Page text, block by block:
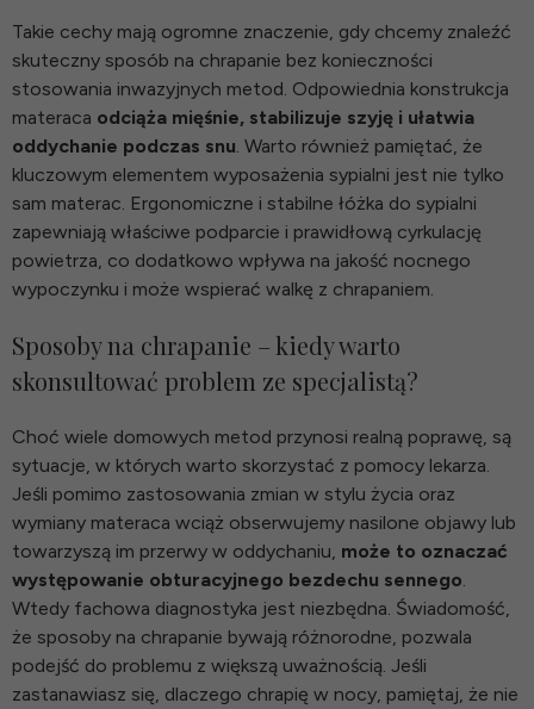
Takie cechy mają ogromne znaczenie, gdy chcemy znaleźć
skuteczny sposób na chrapanie bez konieczności
stosowania inwazyjnych metod. Odpowiednia konstrukcja
materaca odciąża mięśnie, stabilizuje szyję i ułatwia
oddychanie podczas snu . Warto również pamiętać, że
kluczowym elementem wyposażenia sypialni jest nie tylko
sam materac. Ergonomiczne i stabilne łóżka do sypialni
zapewniają właściwe podparcie i prawidłową cyrkulację
powietrza, co dodatkowo wpływa na jakość nocnego
wypoczynku i może wspierać walkę z chrapaniem.
Sposoby na chrapanie – kiedy warto
skonsultować problem ze specjalistą?
Choć wiele domowych metod przynosi realną poprawę, są
sytuacje, w których warto skorzystać z pomocy lekarza.
Jeśli pomimo zastosowania zmian w stylu życia oraz
wymiany materaca wciąż obserwujemy nasilone objawy lub
towarzyszą im przerwy w oddychaniu, może to oznaczać
występowanie obturacyjnego bezdechu sennego
Wtedy fachowa diagnostyka jest niezbędna. Świadomość,
że sposoby na chrapanie bywają różnorodne, pozwala
podejść do problemu z większą uważnością. Jeśli
zastanawiasz się, dlaczego chrapię w nocy, pamiętaj, że nie